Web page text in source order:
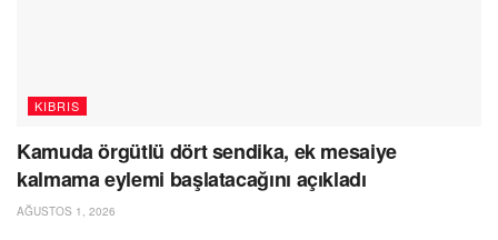
KIBRIS
Kamuda örgütlü dört sendika, ek mesaiye
kalmama eylemi başlatacağını açıkladı
AĞUSTOS 1, 2026